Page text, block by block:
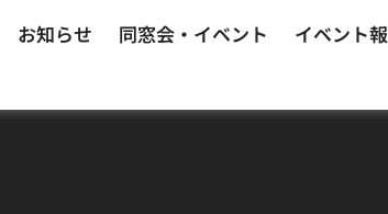
お知らせ 同窓会・イベント イベント